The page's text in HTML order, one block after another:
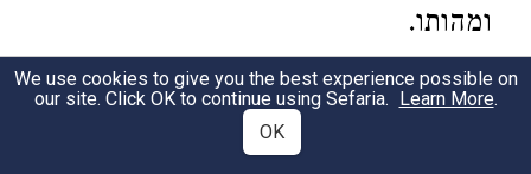
ומהותו.
Agur: Rabbi Menachem de Lonzano
mentions it in the introduction to his book
'Shtei Yadot' (Venice, 5488 [1728]). He
We use cookies to give you the best experience possible on
our site. Click OK to continue using Sefaria. Learn More.
OK